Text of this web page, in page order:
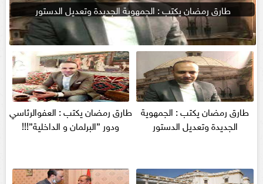
طارق رمضان يكتب : الجمهوية الجديدة وتعديل الدستور
طارق رمضان يكتب : الجمهوية
الجديدة وتعديل الدستور
طارق رمضان يكتب : العفوالرئاسي
ودور ”البرلمان و الداخلية”!!!